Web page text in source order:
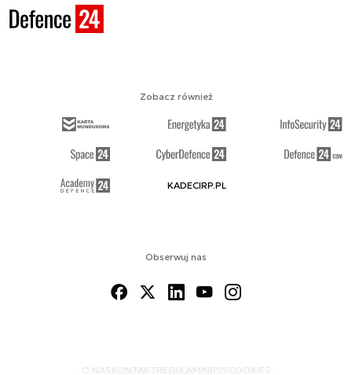
Obserwuj nas
O NAS KONTAKTREGULAMINRSS COOKIES
Zobacz również
KADECIRP.PL